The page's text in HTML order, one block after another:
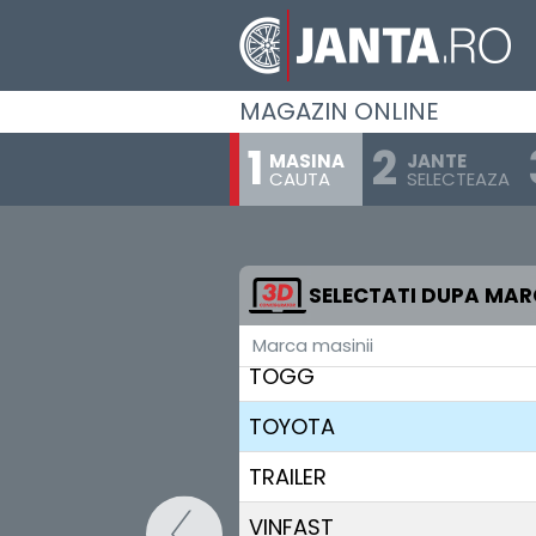
MAGAZIN ONLINE
MASINA
CAUTA
JANTE
SELECTEAZA
SELECTATI DUPA
Marca masinii
SKODA
SKYWELL
SMART
STREETSCOOTER
SUZUKI
TESLA
TOGG
TOYOTA
TRAILER
VINFAST